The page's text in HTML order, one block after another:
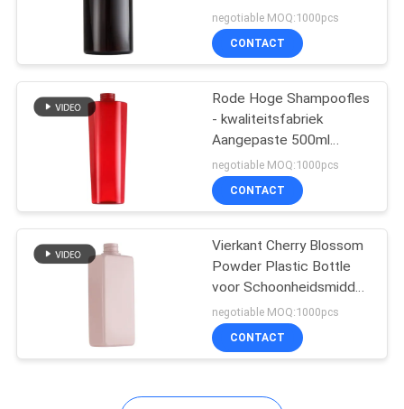
Zeepautomaat
Plastic oliepomp
11
De fijne pomp van
11
Verpakkende Fles 700ml
keurt Aanpassing goed
negotiable MOQ:1000pcs
CONTACT
Rode Hoge Shampoofles
- kwaliteitsfabriek
Aangepaste 500ml
Kosmetische
Verpakkende Fles
negotiable MOQ:1000pcs
CONTACT
Vierkant Cherry Blossom
Powder Plastic Bottle
voor Schoonheidsmiddel
die 400ml verpakken
negotiable MOQ:1000pcs
CONTACT